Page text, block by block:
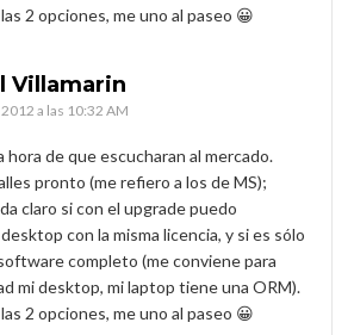
2 opciones, me uno al paseo 😀
Villamarin
a las 10:32 AM
hora de que escucharan al mercado.
pronto (me refiero a los de MS);
claro si con el upgrade puedo
con la misma licencia, y si es sólo
completo (me conviene para
mi desktop, mi laptop tiene una ORM).
2 opciones, me uno al paseo 😀